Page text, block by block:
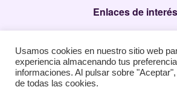
Enlaces de interés
Política de
Política de Cookies
Usamos cookies en nuestro sitio web
experiencia almacenando tus
informaciones. Al pulsar sobre
de todas las cookies.